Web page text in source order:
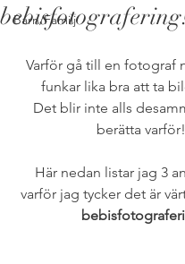
Barn/Familj
Varför gå till en fotograf
funkar lika bra att ta
Det blir inte alls
berätta varför!
Här nedan listar jag 3
varför jag tycker det är